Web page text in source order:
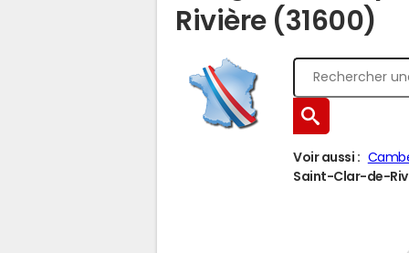
Rivière (31600)
Voir aussi :
Saint-Clar-de-